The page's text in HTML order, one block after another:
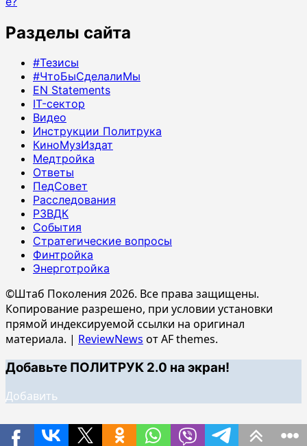
Разделы сайта
#Тезисы
#ЧтоБыСделалиМы
EN Statements
IT-сектор
Видео
Инструкции Политрука
КиноМузИздат
Медтройка
Ответы
ПедСовет
Расследования
РЗВДК
События
Стратегические вопросы
Финтройка
Энерготройка
©Штаб Поколения 2026. Все права защищены.
Копирование разрешено, при условии установки
прямой индексируемой ссылки на оригинал
материала. | ReviewNews от AF themes.
Добавьте ПОЛИТРУК 2.0 на экран!
Добавить